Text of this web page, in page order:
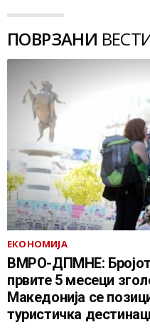
ПОВРЗАНИ
ЕКОНОМИЈА
ВМРО-ДПМНЕ: Бројот
првите 5 месеци
Македонија се
туристичка